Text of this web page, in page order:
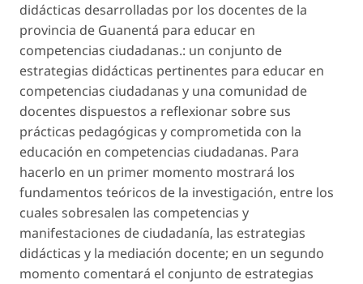
didácticas desarrolladas por los docentes de la
provincia de Guanentá para educar en
competencias ciudadanas.: un conjunto de
estrategias didácticas pertinentes para educar en
competencias ciudadanas y una comunidad de
docentes dispuestos a reflexionar sobre sus
prácticas pedagógicas y comprometida con la
educación en competencias ciudadanas. Para
hacerlo en un primer momento mostrará los
fundamentos teóricos de la investigación, entre los
cuales sobresalen las competencias y
manifestaciones de ciudadanía, las estrategias
didácticas y la mediación docente; en un segundo
momento comentará el conjunto de estrategias